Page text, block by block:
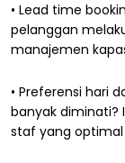
• Lead time
pelanggan
manajemen
• Preferensi hari
banyak diminati?
staf yang optimal